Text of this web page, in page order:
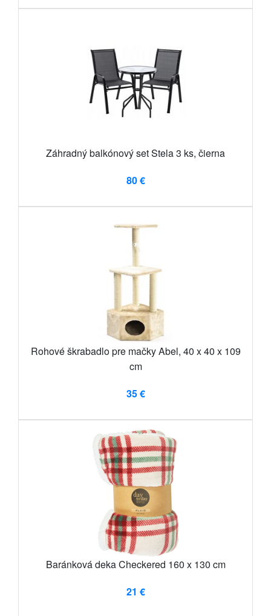
Záhradný balkónový set Stela 3 ks, čierna
80 €
Rohové škrabadlo pre mačky Abel, 40 x 40 x 109
cm
35 €
Baránková deka Checkered 160 x 130 cm
21 €